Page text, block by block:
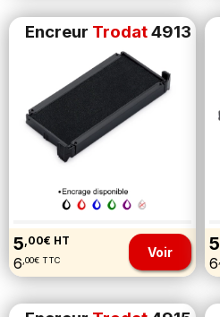
Encreur Trodat4913
5 ,00€ HT
6 ,00€ TTC Voir 5
6